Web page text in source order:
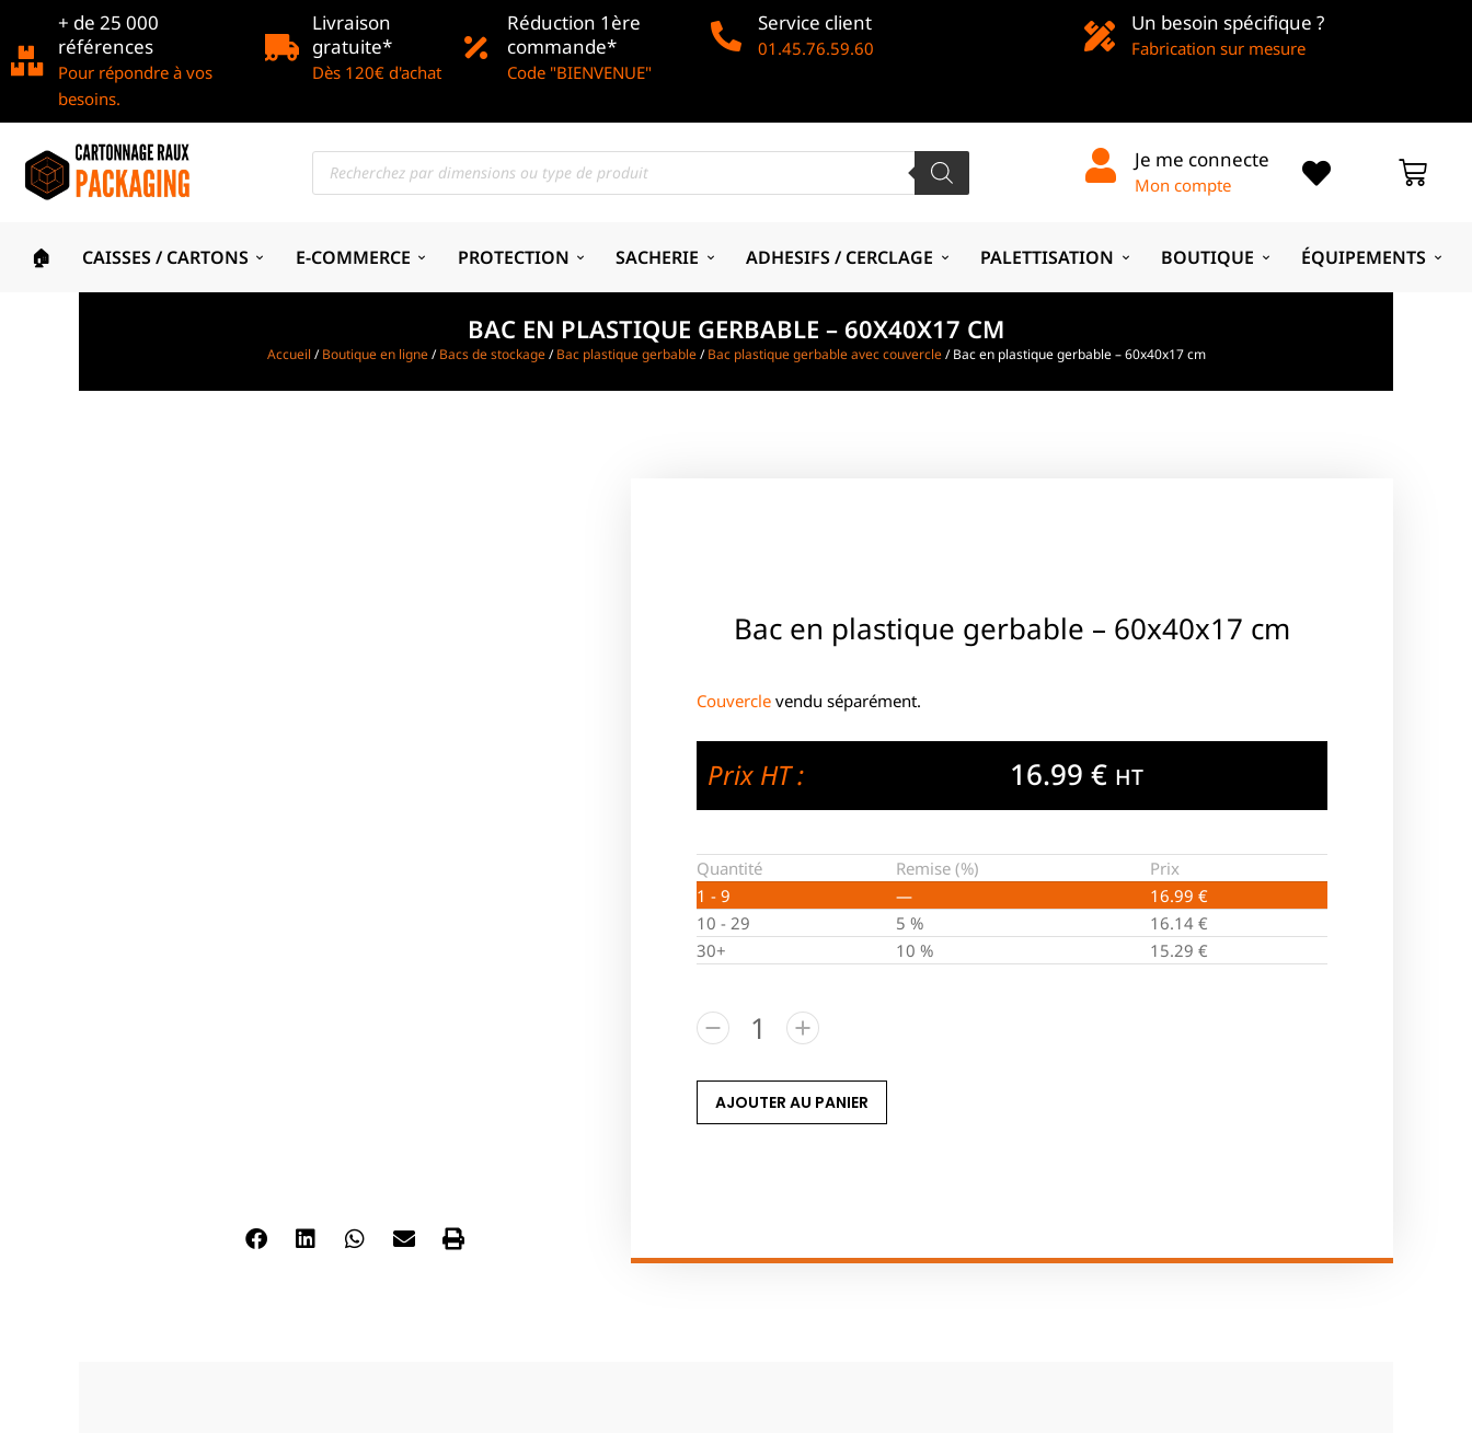
+ de 25 000
références
Pour répondre à vos
besoins.
Livraison
gratuite*
Dès 120€ d'achat
Réduction 1ère
commande*
Code "BIENVENUE"
Service client
01.45.76.59.60
Un besoin spécifique ?
Fabrication sur mesure
Je me connecte
Mon compte
🏠 CAISSES / CARTONS E-COMMERCE PROTECTION SACHERIE ADHESIFS / CERCLAGE PALETTISATION BOUTIQUE ÉQUIPEMENTS
BAC EN PLASTIQUE GERBABLE – 60X40X17 CM
Accueil /Boutique en ligne/Bacs de stockage/Bac plastique gerbable/Bac plastique gerbable avec couvercle/ Bac en plastique gerbable – 60x40x17 cm
Bac en plastique gerbable – 60x40x17 cm
Couvercle vendu séparément.
Prix HT : 16.99€ HT
Quantité Remise (%)
Prix
1 - 9
— 16.99 €
10 - 29
5 % 16.14 €
30+
10 % 15.29 €
AJOUTER AU PANIER